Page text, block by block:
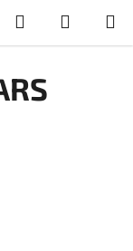
Hľadať
KOŠÍK